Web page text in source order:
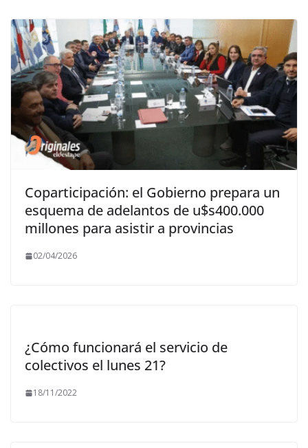
Coparticipación: el Gobierno prepara un
esquema de adelantos de u$s400.000
millones para asistir a provincias
02/04/2026
¿Cómo funcionará el servicio de
colectivos el lunes 21?
18/11/2022